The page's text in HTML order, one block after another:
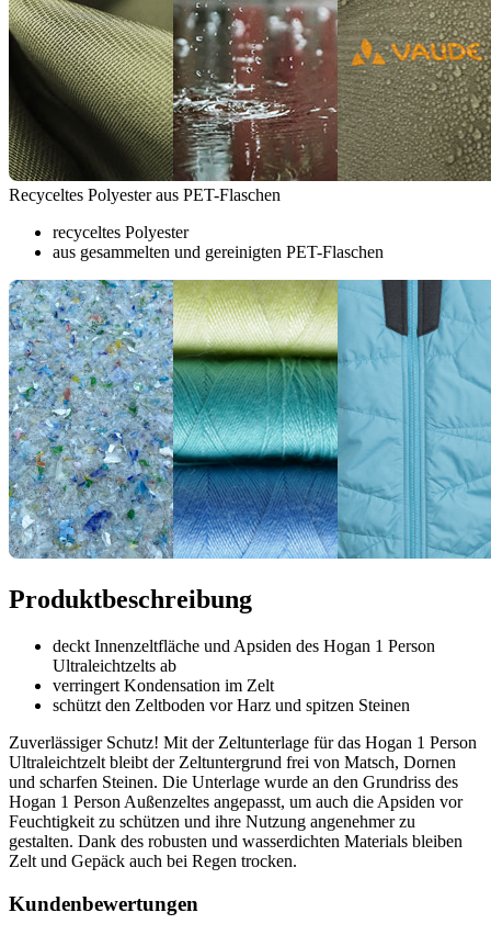
Recyceltes Polyester aus PET-Flaschen
recyceltes Polyester
aus gesammelten und gereinigten PET-Flaschen
Produktbeschreibung
deckt Innenzeltfläche und Apsiden des Hogan 1 Person
Ultraleichtzelts ab
verringert Kondensation im Zelt
schützt den Zeltboden vor Harz und spitzen Steinen
Zuverlässiger Schutz! Mit der Zeltunterlage für das Hogan 1 Person
Ultraleichtzelt bleibt der Zeltuntergrund frei von Matsch, Dornen
und scharfen Steinen. Die Unterlage wurde an den Grundriss des
Hogan 1 Person Außenzeltes angepasst, um auch die Apsiden vor
Feuchtigkeit zu schützen und ihre Nutzung angenehmer zu
gestalten. Dank des robusten und wasserdichten Materials bleiben
Zelt und Gepäck auch bei Regen trocken.
Kundenbewertungen